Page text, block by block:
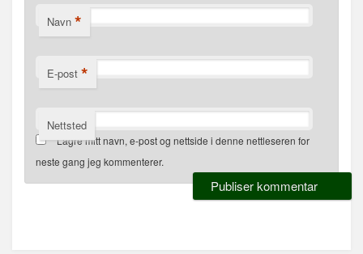
Navn *
E-post *
Nettsted
Lagre mitt navn, e-post og nettside i denne nettleseren for
neste gang jeg kommenterer.
Alternative: